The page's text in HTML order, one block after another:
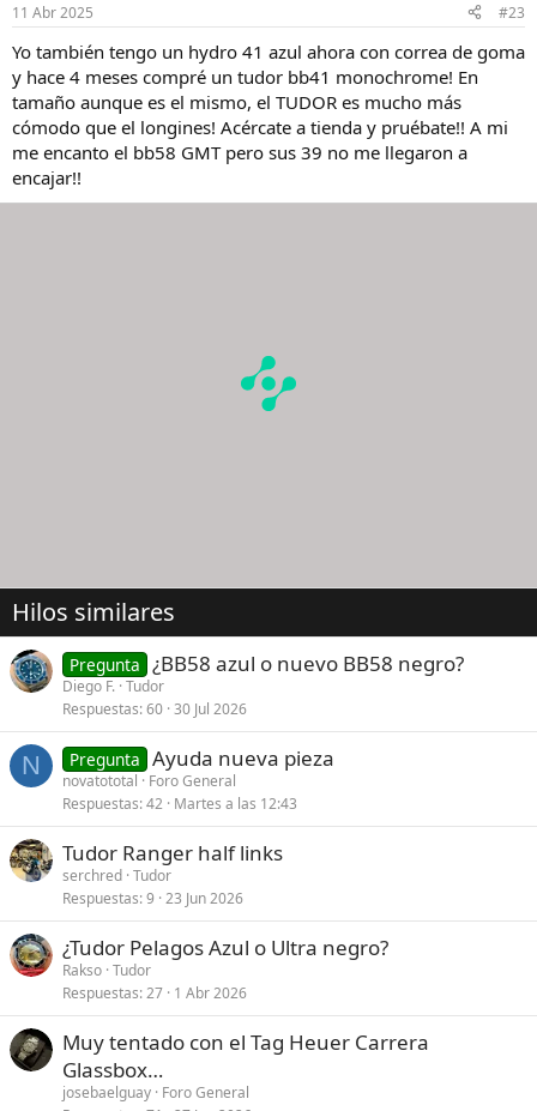
11 Abr 2025 #23
Yo también tengo un hydro 41 azul ahora con correa de goma
y hace 4 meses compré un tudor bb41 monochrome! En
tamaño aunque es el mismo, el TUDOR es mucho más
cómodo que el longines! Acércate a tienda y pruébate!! A mi
me encanto el bb58 GMT pero sus 39 no me llegaron a
encajar!!
Hilos similares
Pregunta ¿BB58 azul o nuevo BB58 negro?
Diego F. Tudor
Respuestas 60 30 Jul 2026
N Pregunta Ayuda nueva pieza
novatototal
Foro General
Respuestas 42 Martes a las 12:43
Tudor Ranger half links
serchred Tudor
Respuestas 9 23 Jun 2026
¿Tudor Pelagos Azul o Ultra negro?
Rakso Tudor
Respuestas 27 1 Abr 2026
Muy tentado con el Tag Heuer Carrera
Glassbox…
josebaelguay Foro General